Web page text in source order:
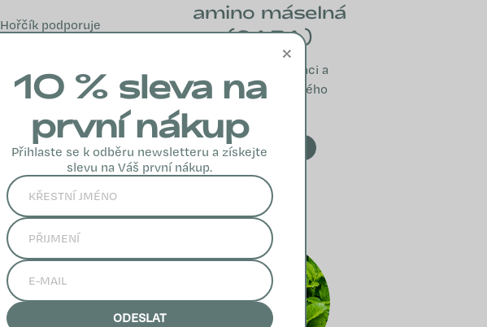
Hořčík podporuje
nervové soustavy.
VÍCE INFO
amino máselná
(GABA)
Podporuje relaxaci a
zklidnění nervového
VÍCE INFO
×
10 % sleva na
první nákup
Přihlaste se k odběru newsletteru a získejte
slevu na Váš první nákup.
ODESLAT